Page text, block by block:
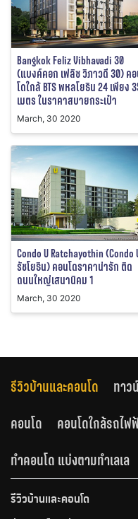
Bangkok Feliz Vibhavadi 30
(แบงค์คอก เฟลิซ วิภาวดี 30) ค
โดใกล้ BTS พหลโยธิน 24 เพียง
เมตร ในราคาสบายกระเป๋า
March, 30 2020
Condo U Ratchayothin (Condo
รัชโยธิน) คอนโดราคาน่ารัก ติด
ถนนใหญ่เสนานิคม 1
March, 30 2020
รีวิวบ้านและคอนโด ทาว
คอนโด
คอนโดใกล้รถไ
ทำคอนโด แบ่งตามทำเลเล
รีวิวบ้านและคอนโด